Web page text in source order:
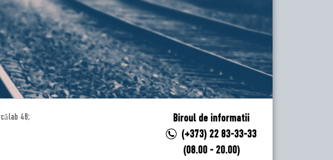
48;
Biroul de informatii
(+373) 22 83-33-33
(08.00 - 20.00)